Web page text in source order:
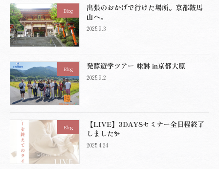
Blog
出張のおかげで行けた場所。京都鞍馬
山へ。
2025.9.3
Blog 発酵遊学ツアー 味醂 in京都大原
2025.9.2
Blog
【LIVE】3DAYSセミナー全日程終了
しました✨
2025.4.24